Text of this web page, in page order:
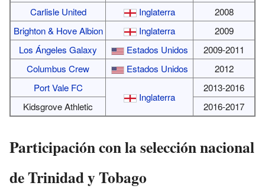
Carlisle United
Inglaterra
2008
Brighton & Hove Albion
Inglaterra
2009
Los Ángeles Galaxy
Estados Unidos
2009-2011
Columbus Crew
Estados Unidos
2012
Port Vale FC
Inglaterra
2013-2016
Kidsgrove Athletic
2016-2017
Participación con la selección nacional
de Trinidad y Tobago